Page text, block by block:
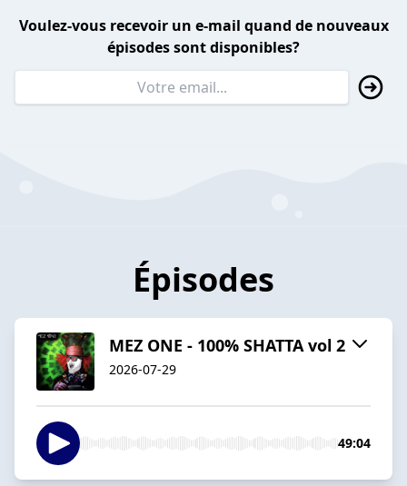
Voulez-vous recevoir un e-mail quand de nouveaux
épisodes sont disponibles?
Épisodes
MEZ ONE - 100% SHATTA vol 2
2026-07-29
49:04